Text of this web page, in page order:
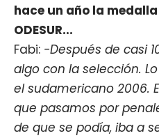
hace un año la
ODESUR...
Fabi: -Después de casi
algo con la selección.
el sudamericano 2006.
que pasamos por
de que se podía, iba a